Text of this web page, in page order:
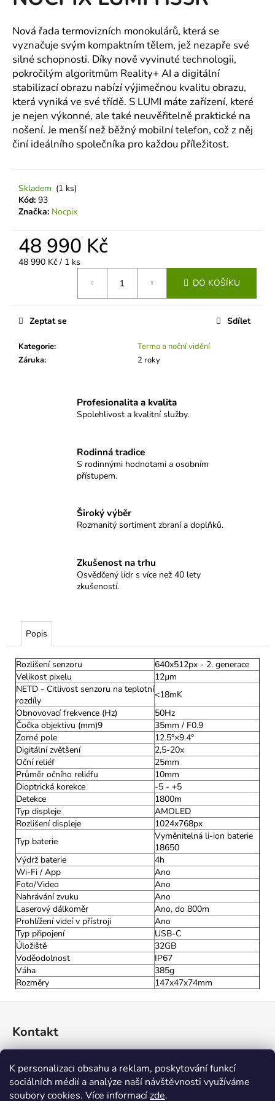
K personalizaci obsahu a reklam, poskytování funkcí
sociálních médií a analýze naší návštěvnosti využíváme
soubory cookies. Více informacízde.
z
5
hvězdiček.
Nová řada termovizních monokulárů, která se
vyznačuje svým kompaktním tělem, jež nezapře své
silné schopnosti. Díky nově vyvinuté technologii,
pokročilým algoritmům Reality+ AI a digitální
stabilizací obrazu nabízí výjimečnou kvalitu obrazu,
která vyniká ve své třídě. S LUMI máte zařízení, které
je nejen výkonné, ale také neuvěřitelně praktické na
nošení. Je menší než běžný mobilní telefon, což z něj
činí ideálního společníka pro každou příležitost.
Skladem (1 ks)
Kód: 93
Značka: Nocpix
48 990 Kč
Měrná
48 990 Kč / 1 ks
DO KOŠÍKU
Kategorie:
Termo a noční vidění
Záruka: 2 roky
Zeptat se Sdílet
Profesionalita a kvalita
Spolehlivost a kvalitní služby.
Rodinná tradice
S rodinnými hodnotami a osobním
přístupem.
Široký výběr
Rozmanitý sortiment zbraní a doplňků.
Zkušenost na trhu
Osvědčený lídr s více než 40 lety
zkušeností.
Popis
Rozlišení senzoru
640x512px - 2. generace
Velikost pixelu
12µm
NETD - Citlivost senzoru na teplotní
rozdíly
<18mK
Obnovovací frekvence (Hz)
50Hz
Čočka objektivu (mm)9
35mm / F0.9
Zorné pole
12.5°×9.4°
Digitální zvětšení
2,5-20x
Oční reliéf
25mm
Průměr očního reliéfu
10mm
Dioptrická korekce
-5 - +5
Detekce
1800m
Typ displeje
AMOLED
Rozlišení displeje
1024x768px
Typ baterie
Vyměnitelná li-ion baterie
18650
Výdrž baterie
4h
Wi-Fi / App
Ano
Foto/Video
Ano
Nahrávání zvuku
Ano
Laserový dálkoměr
Ano, do 800m
Prohlížení videí v přístroji
Ano
Typ připojení
USB-C
Úložiště
32GB
Voděodolnost
IP67
Váha
385g
Rozměry
147x47x74mm
j
í
t
?
HLEDAT
D
o
u
j
p
a
Kontakt